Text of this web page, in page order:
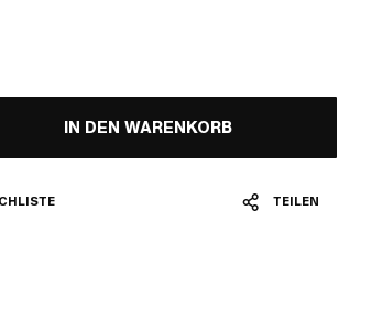
IN DEN WARENKORB
TEILEN